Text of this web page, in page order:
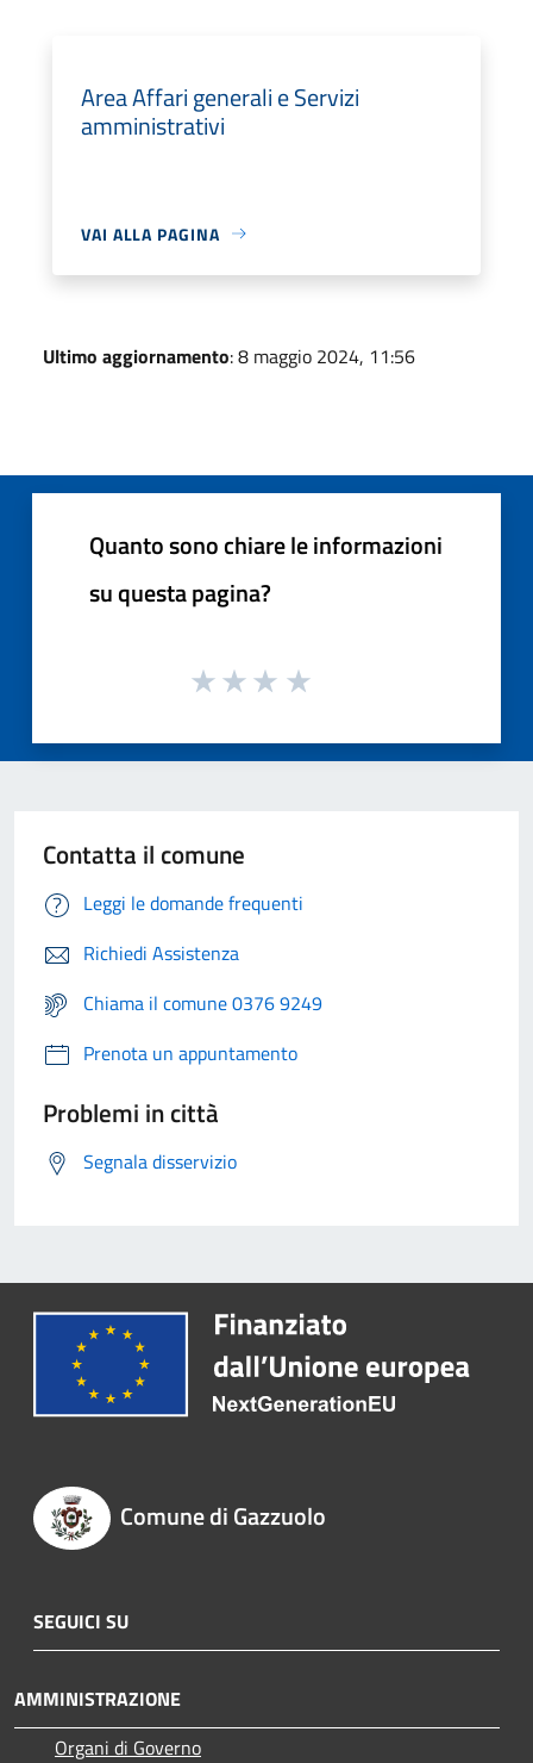
Area Affari generali e Servizi
amministrativi
VAI ALLA PAGINA
Ultimo aggiornamento: 8 maggio 2024, 11:56
Quanto sono chiare le informazioni
su questa pagina?
Contatta il comune
Leggi le domande frequenti
Richiedi Assistenza
Chiama il comune 0376 9249
Prenota un appuntamento
Problemi in città
Segnala disservizio
Comune di Gazzuolo
SEGUICI SU
AMMINISTRAZIONE
Organi di Governo